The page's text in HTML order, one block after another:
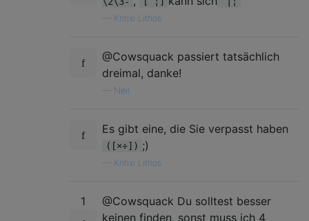
Kritixi Lithos
@Cowsquack passiert tatsächlich
dreimal, danke!
Neil
Es gibt eine, die Sie verpasst haben
([×÷]) ;)
Kritixi Lithos
1
@Cowsquack Du solltest besser
keinen finden, sonst muss ich 4